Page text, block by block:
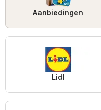
Aanbiedingen
Lidl